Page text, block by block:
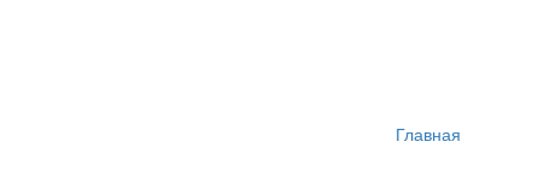
Главная